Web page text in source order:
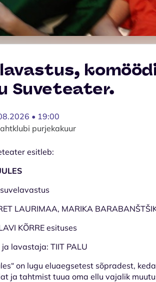
Suveteater.
• 19:00
purjekakuur
esitleb:
LAURIMAA, MARIKA
KÕRRE esituses
lavastaja: TIIT PALU
on lugu eluaegsetest sõpradest,
ja tahtmist tuua oma ellu vajalik